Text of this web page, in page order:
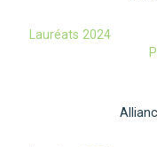
Lauréats 2024